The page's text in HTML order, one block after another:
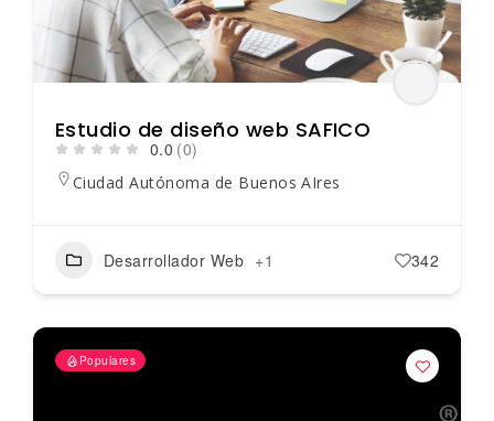
Estudio de diseño web SAFICO
0.0 (0)
Ciudad Autónoma de Buenos AIres
Desarrollador Web +1 342
Populares